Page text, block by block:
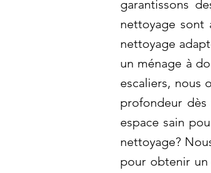
garantissons
nettoyage sont
nettoyage
un ménage à
escaliers, nous
profondeur
espace sain
nettoyage?
pour obtenir